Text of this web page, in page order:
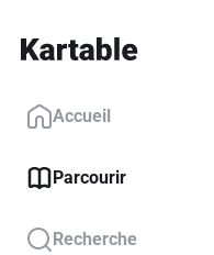
Accueil
Parcourir
Recherche